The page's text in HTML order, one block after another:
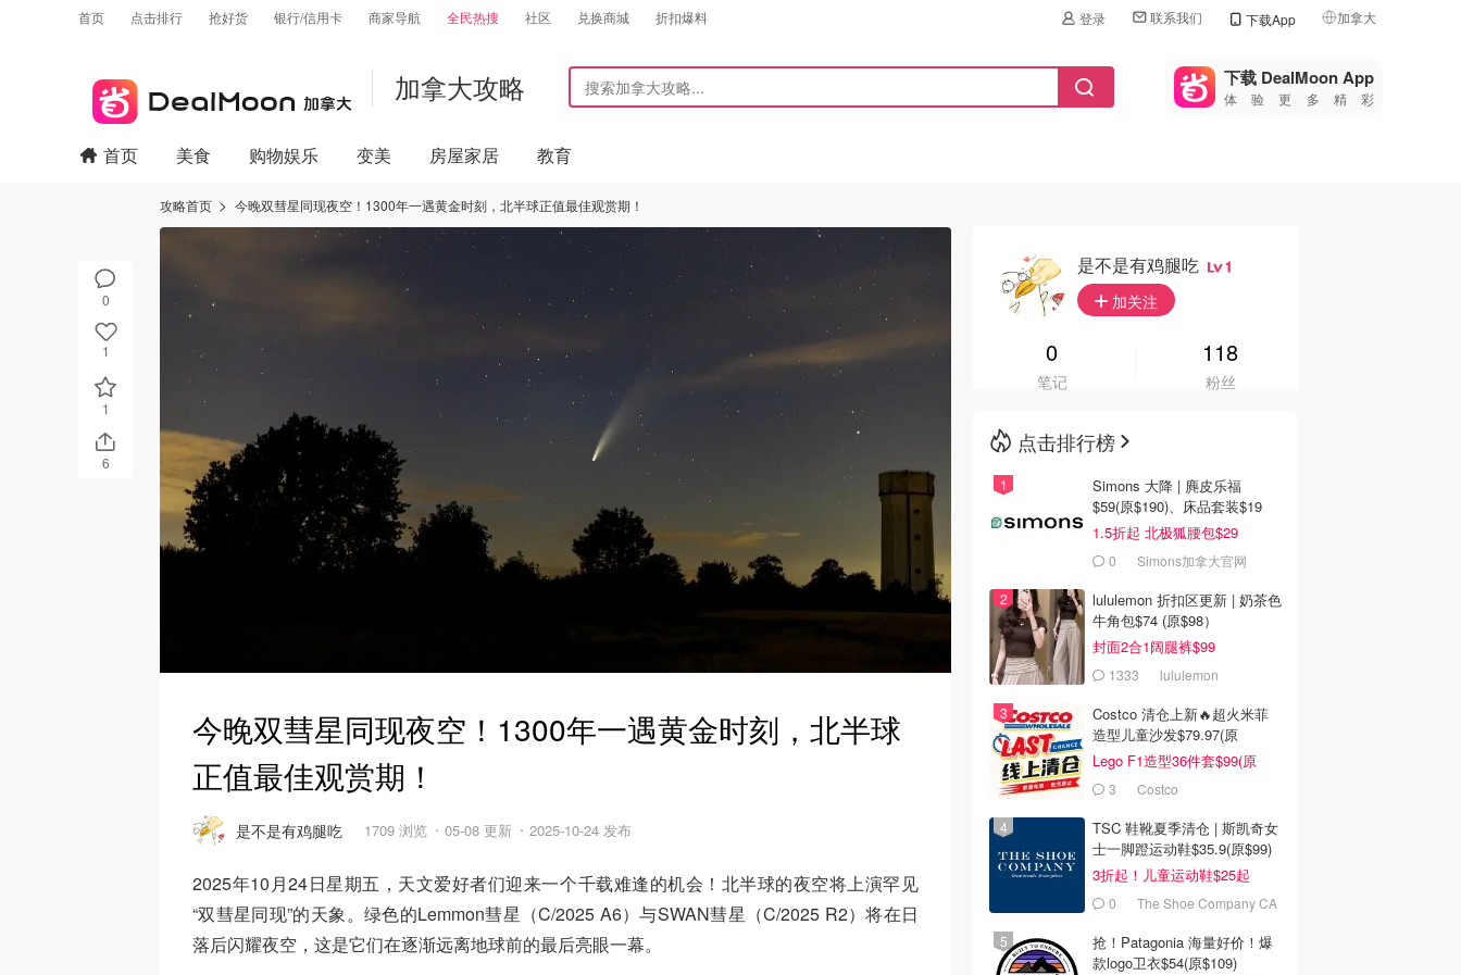
首页 点击排行 抢好货 银行/信用卡 商家导航 全民热搜 社区 兑换商城 折扣爆料 登录 联系我们 下载App 加拿大
🇺🇸
美国
🇨🇳中国
🇩🇪
🇮🇹
🇦🇺
加拿大攻略 下载 DealMoon App
体验更多精彩
0
1
1
6
首页 美食 购物娱乐 变美 房屋家居 教育
攻略首页 今晚双彗星同现夜空！1300年一遇黄金时刻，北半球正值最佳观赏期！
今晚双彗星同现夜空！1300年一遇黄金时刻，北半球
正值最佳观赏期！
是不是有鸡腿吃 1709 浏览 05-08 更新 2025-10-24 发布
2025年10月24日星期五，天文爱好者们迎来一个千载难逢的机会！北半球的夜空将上演罕见
“双彗星同现”的天象。绿色的Lemmon彗星（C/2025 A6）与SWAN彗星（C/2025 R2）将在日
落后闪耀夜空，这是它们在逐渐远离地球前的最后亮眼一幕。
是不是有鸡腿吃 1
加关注
0
笔记
118
粉丝
点击排行榜
Simons 大降 | 麂皮乐福
$59(原$190)、床品套装$19
1.5折起 北极狐腰包$29
0 Simons加拿大官网
lululemon 折扣区更新 | 奶茶色
牛角包$74 (原$98）
封面2合1阔腿裤$99
1333 lululemon
Costco 清仓上新🔥超火米菲
造型儿童沙发$79.97(原
$129.99)
Lego F1造型36件套$99(原
$159)
3 Costco
TSC 鞋靴夏季清仓 | 斯凯奇女
士一脚蹬运动鞋$35.9(原$99)
3折起！儿童运动鞋$25起
0
The Shoe Company CA
抢！Patagonia 海量好价！爆
款logo卫衣$54(原$109)